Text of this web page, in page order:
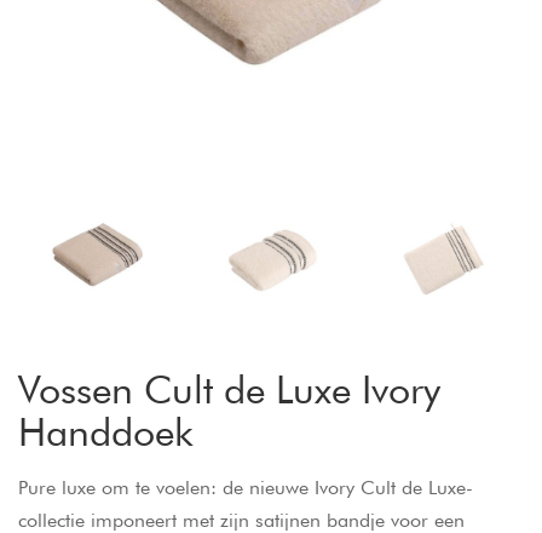
Vossen Cult de Luxe Ivory
Handdoek
Pure luxe om te voelen: de nieuwe Ivory Cult de Luxe-
collectie imponeert met zijn satijnen bandje voor een